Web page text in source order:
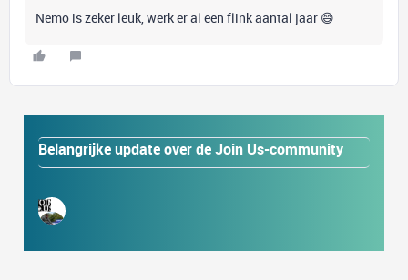
Nemo is zeker leuk, werk er al een flink aantal jaar 😄
Belangrijke update over de Join Us-community